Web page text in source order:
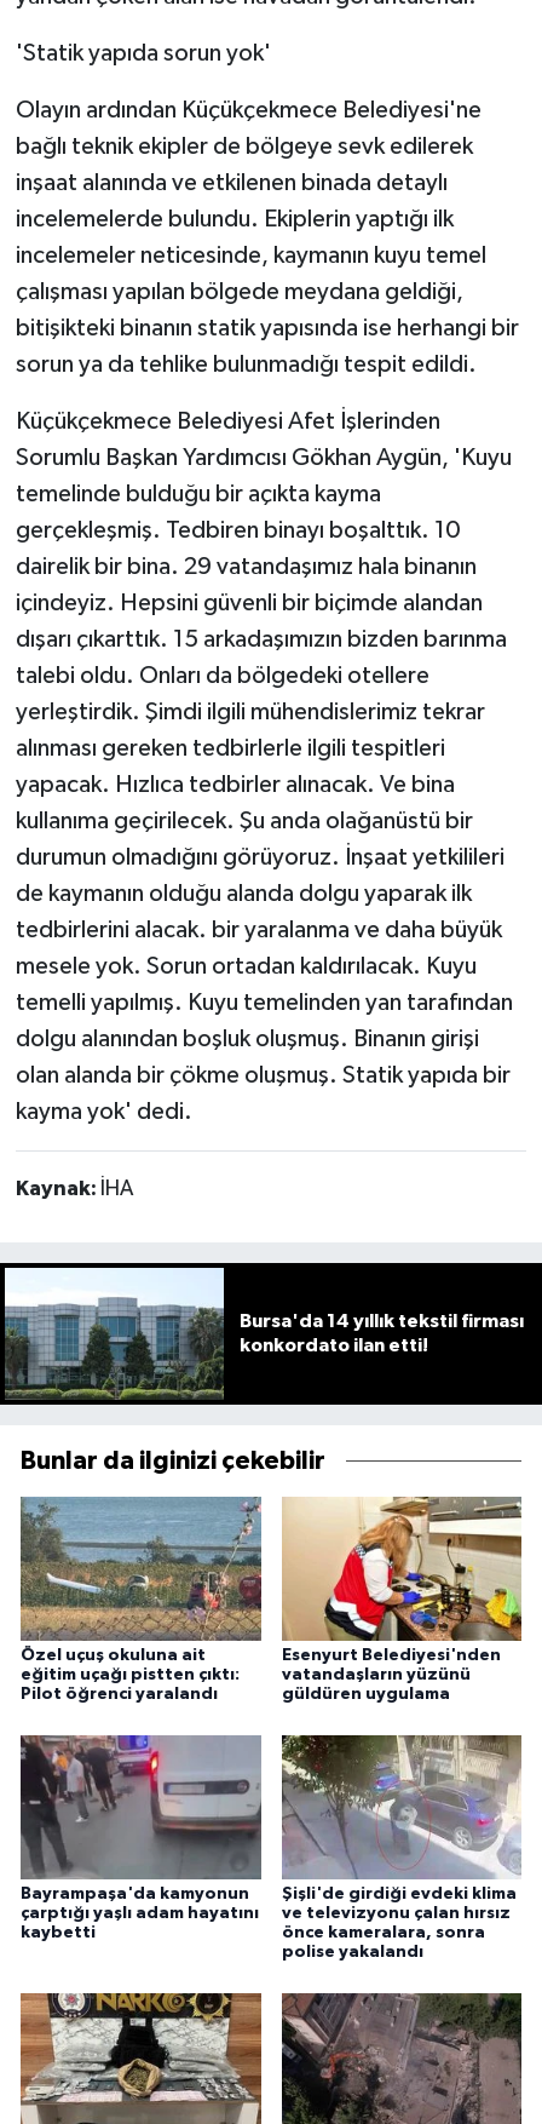
'Statik yapıda sorun yok'
Olayın ardından Küçükçekmece Belediyesi'ne
bağlı teknik ekipler de bölgeye sevk edilerek
inşaat alanında ve etkilenen binada detaylı
incelemelerde bulundu. Ekiplerin yaptığı ilk
incelemeler neticesinde, kaymanın kuyu temel
çalışması yapılan bölgede meydana geldiği,
bitişikteki binanın statik yapısında ise herhangi bir
sorun ya da tehlike bulunmadığı tespit edildi.
Küçükçekmece Belediyesi Afet İşlerinden
Sorumlu Başkan Yardımcısı Gökhan Aygün, 'Kuyu
temelinde bulduğu bir açıkta kayma
gerçekleşmiş. Tedbiren binayı boşalttık. 10
dairelik bir bina. 29 vatandaşımız hala binanın
içindeyiz. Hepsini güvenli bir biçimde alandan
dışarı çıkarttık. 15 arkadaşımızın bizden barınma
talebi oldu. Onları da bölgedeki otellere
yerleştirdik. Şimdi ilgili mühendislerimiz tekrar
alınması gereken tedbirlerle ilgili tespitleri
yapacak. Hızlıca tedbirler alınacak. Ve bina
kullanıma geçirilecek. Şu anda olağanüstü bir
durumun olmadığını görüyoruz. İnşaat yetkilileri
de kaymanın olduğu alanda dolgu yaparak ilk
tedbirlerini alacak. bir yaralanma ve daha büyük
mesele yok. Sorun ortadan kaldırılacak. Kuyu
temelli yapılmış. Kuyu temelinden yan tarafından
dolgu alanından boşluk oluşmuş. Binanın girişi
olan alanda bir çökme oluşmuş. Statik yapıda bir
kayma yok' dedi.
Kaynak: İHA
Bursa'da 14 yıllık tekstil firması
konkordato ilan etti!
Bunlar da ilginizi çekebilir
Özel uçuş okuluna ait
eğitim uçağı pistten çıktı:
Pilot öğrenci yaralandı
Esenyurt Belediyesi'nden
vatandaşların yüzünü
güldüren uygulama
Bayrampaşa'da kamyonun
çarptığı yaşlı adam hayatını
kaybetti
Şişli'de girdiği evdeki klima
ve televizyonu çalan hırsız
önce kameralara, sonra
polise yakalandı